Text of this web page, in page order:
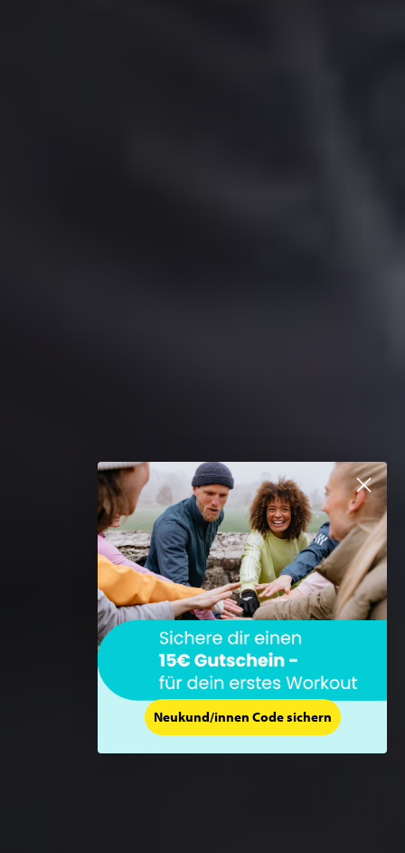
Neukund/innen Code sichern